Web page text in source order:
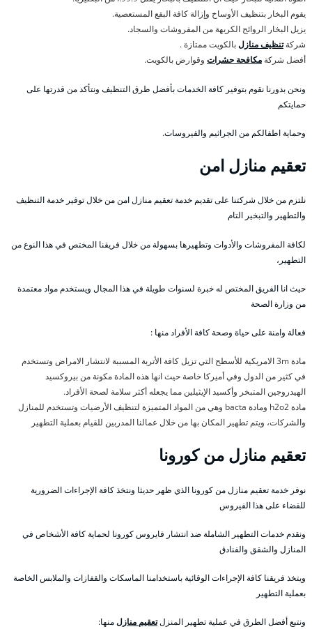
يقوم البخار بتنظيف الأوساخ وإزالة كافة البقع المستعصية.
يزيل البخار الروائح الكريهة من المفروشات والسجاد.
شركةتنظيف منازلبالكويت ممتازة .
أفضل شركة مكافحة حشرات وقوارض بالكويت.
ونحن بدورنا نقوم بتوفير كافة الخدمات بأفضل طرق التنظيف ونتأكد من قدرتها على
حمايتكم
وحماية اطفالكم من الجراثيم والفيروسات.
تعقيم منازل امن
نلتزم من خلال شركتنا على تقديم خدمة تعقيم منازل امن من خلال توفير خدمة التنظيف
والتطهير والتبخير التام
لكافة المفروشات والأدوات وتطهيرها بسهولة من خلال فريقنا المختص في هذا النوع من
التطهير،
حيث انا الفريق المختص له خبرة لسنوات طويلة في هذا المجال ويستخدم مواد معتمدة
من وزارة الصحة
فعالة وامنة على حياة وصحة كافة الأفراد منها :
مادة 3m الامريكية للأسطح التي تزيل كافة الأتربة المسببة لانتشار الامراض وتستخدم
في كثير من الدول وفي أميركا خاصة حيث انها هذه المادة مكونة من بيروكسيد
الهيدروجين المتبخر وأكسيد الإيثيلين مما يجعله أكثر سلامة لصحة الأفراد.
مادة h2o2 ومادة bacta وهي من المواد المتميزة لتنظيف الأرضيات وتستخدم للمنازل
والشركات، ويتم تطهير المكان بها من خلال عمالنا المدربين للقيام بعملية التطهير
تعقيم منازل من كورونا
نوفر خدمة تعقيم منازل من كورونا الذي ظهر حديثا ونتخذ كافة الإجراءات الضرورية
للقضاء على هذا الفيروس
ونقدم خدمات التطهير الشاملة ضد انتشار فايروس كورونا لحماية كافة الأشخاص في
المنازل والشقق والفنادق
ويتخذ فريقنا كافة الإجراءات الوقائية باستخدامنا الماسكات والقفازات والملابس الخاصة
بعملية التطهير
ونتبع أفضل الطرق في عملية تطهير المنزلتعقيم منازلمنها: